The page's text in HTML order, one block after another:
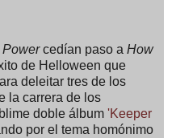
Powercedían paso a How
de Helloween que
deleitar tres de los
la carrera de los
doble álbum 'Keeper
por el tema homónimo